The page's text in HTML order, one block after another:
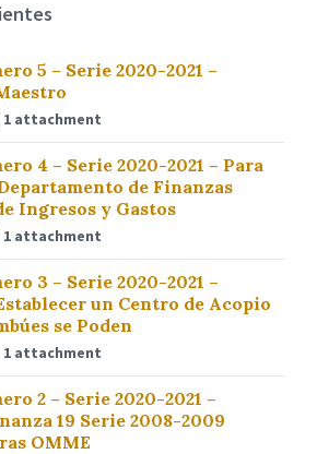
5 – Serie 2020-2021 –
1 attachment
4 – Serie 2020-2021 – Para
de Finanzas
Ingresos y Gastos
1 attachment
3 – Serie 2020-2021 –
un Centro de Acopio
se Poden
1 attachment
2 – Serie 2020-2021 –
19 Serie 2008-2009
OMME